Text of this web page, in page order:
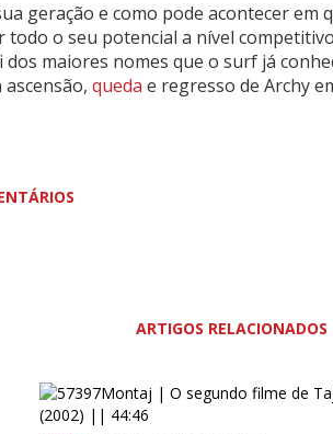
geração e como pode acontecer em
o seu potencial a nível
maiores nomes que o surf já
ascensão, queda e regresso de Archy
ARTIGOS RELACIONADOS